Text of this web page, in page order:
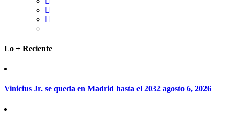
Lo + Reciente
Vinicius Jr. se queda en Madrid hasta el 2032 agosto 6, 2026